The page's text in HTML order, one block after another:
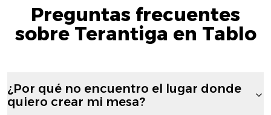
Preguntas frecuentes
sobre Terantiga en Tablo
¿Por qué no encuentro el lugar donde
quiero crear mi mesa?